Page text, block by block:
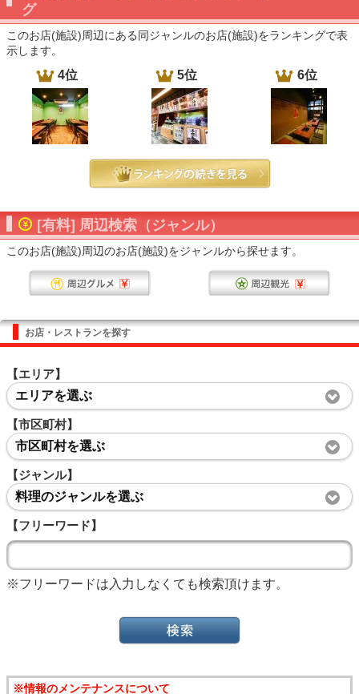
グ
このお店(施設)周辺にある同ジャンルのお店(施設)をランキングで表
示します。
4位 5位 6位
[有料] 周辺検索（ジャンル）
このお店(施設)周辺のお店(施設)をジャンルから探せます。
お店・レストランを探す
【エリア】
エリアを選ぶ
【市区町村】
市区町村を選ぶ
【ジャンル】
料理のジャンルを選ぶ
【フリーワード】
※フリーワードは入力しなくても検索頂けます。
※情報のメンテナンスについて